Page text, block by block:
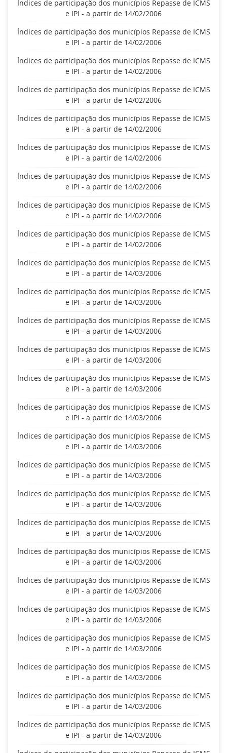
Índices de participação dos municípios Repasse de ICMS
e IPI - a partir de 14/02/2006
Índices de participação dos municípios Repasse de ICMS
e IPI - a partir de 14/02/2006
Índices de participação dos municípios Repasse de ICMS
e IPI - a partir de 14/02/2006
Índices de participação dos municípios Repasse de ICMS
e IPI - a partir de 14/02/2006
Índices de participação dos municípios Repasse de ICMS
e IPI - a partir de 14/02/2006
Índices de participação dos municípios Repasse de ICMS
e IPI - a partir de 14/02/2006
Índices de participação dos municípios Repasse de ICMS
e IPI - a partir de 14/02/2006
Índices de participação dos municípios Repasse de ICMS
e IPI - a partir de 14/02/2006
Índices de participação dos municípios Repasse de ICMS
e IPI - a partir de 14/02/2006
Índices de participação dos municípios Repasse de ICMS
e IPI - a partir de 14/03/2006
Índices de participação dos municípios Repasse de ICMS
e IPI - a partir de 14/03/2006
Índices de participação dos municípios Repasse de ICMS
e IPI - a partir de 14/03/2006
Índices de participação dos municípios Repasse de ICMS
e IPI - a partir de 14/03/2006
Índices de participação dos municípios Repasse de ICMS
e IPI - a partir de 14/03/2006
Índices de participação dos municípios Repasse de ICMS
e IPI - a partir de 14/03/2006
Índices de participação dos municípios Repasse de ICMS
e IPI - a partir de 14/03/2006
Índices de participação dos municípios Repasse de ICMS
e IPI - a partir de 14/03/2006
Índices de participação dos municípios Repasse de ICMS
e IPI - a partir de 14/03/2006
Índices de participação dos municípios Repasse de ICMS
e IPI - a partir de 14/03/2006
Índices de participação dos municípios Repasse de ICMS
e IPI - a partir de 14/03/2006
Índices de participação dos municípios Repasse de ICMS
e IPI - a partir de 14/03/2006
Índices de participação dos municípios Repasse de ICMS
e IPI - a partir de 14/03/2006
Índices de participação dos municípios Repasse de ICMS
e IPI - a partir de 14/03/2006
Índices de participação dos municípios Repasse de ICMS
e IPI - a partir de 14/03/2006
Índices de participação dos municípios Repasse de ICMS
e IPI - a partir de 14/03/2006
Índices de participação dos municípios Repasse de ICMS
e IPI - a partir de 14/03/2006